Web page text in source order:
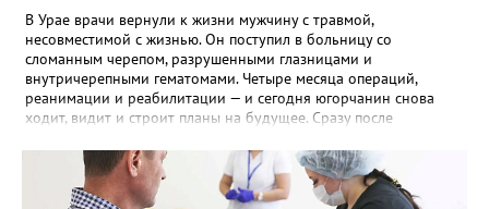
В Урае врачи вернули к жизни мужчину с травмой,
несовместимой с жизнью. Он поступил в больницу со
сломанным черепом, разрушенными глазницами и
внутричерепными гематомами. Четыре месяца операций,
реанимации и реабилитации — и сегодня югорчанин снова
ходит, видит и строит планы на будущее. Сразу после
Нейрохирурги сделали двустороннюю трепанацию черепа,
убрали осколки и гематомы, остановили кровотечение. За
жизнь боролись специалисты разных профилей: